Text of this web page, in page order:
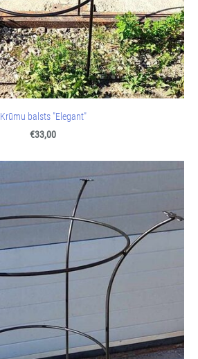
Krūmu balsts "Elegant"
€33,00